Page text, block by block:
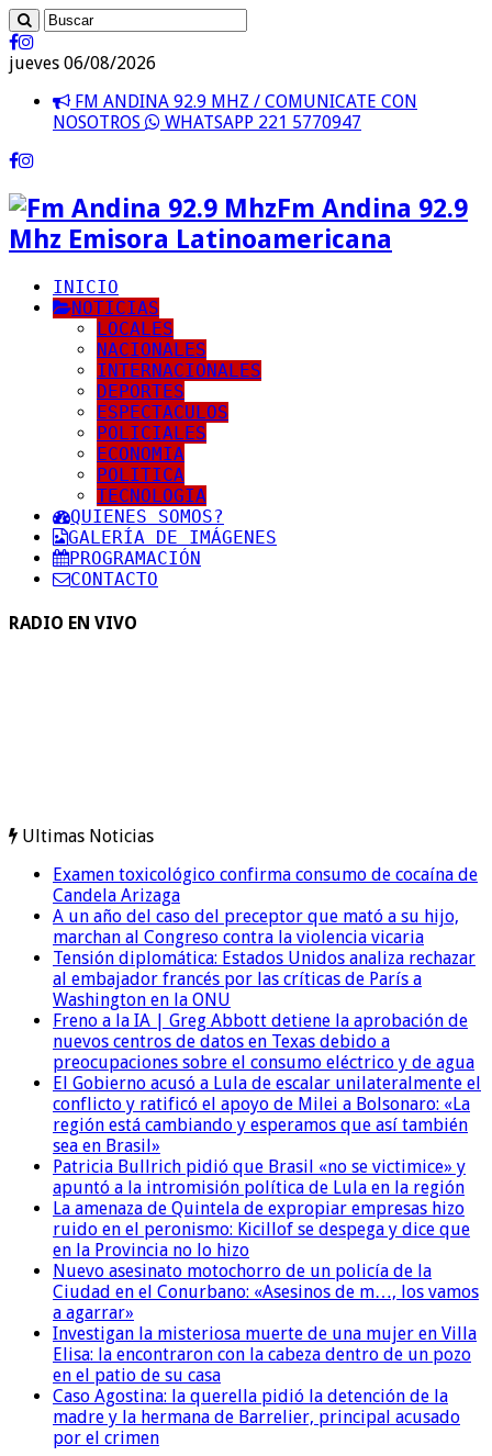
jueves 06/08/2026
FM ANDINA 92.9 MHZ / COMUNICATE CON
NOSOTROS
WHATSAPP 221 5770947
Fm Andina 92.9
Mhz Emisora Latinoamericana
INICIO
NOTICIAS
LOCALES
NACIONALES
INTERNACIONALES
DEPORTES
ESPECTACULOS
POLICIALES
ECONOMIA
POLITICA
TECNOLOGIA
QUIENES SOMOS?
GALERÍA DE IMÁGENES
PROGRAMACIÓN
CONTACTO
RADIO EN VIVO
Ultimas Noticias
Examen toxicológico confirma consumo de cocaína de
Candela Arizaga
A un año del caso del preceptor que mató a su hijo,
marchan al Congreso contra la violencia vicaria
Tensión diplomática: Estados Unidos analiza rechazar
al embajador francés por las críticas de París a
Washington en la ONU
Freno a la IA | Greg Abbott detiene la aprobación de
nuevos centros de datos en Texas debido a
preocupaciones sobre el consumo eléctrico y de agua
El Gobierno acusó a Lula de escalar unilateralmente el
conflicto y ratificó el apoyo de Milei a Bolsonaro: «La
región está cambiando y esperamos que así también
sea en Brasil»
Patricia Bullrich pidió que Brasil «no se victimice» y
apuntó a la intromisión política de Lula en la región
La amenaza de Quintela de expropiar empresas hizo
ruido en el peronismo: Kicillof se despega y dice que
en la Provincia no lo hizo
Nuevo asesinato motochorro de un policía de la
Ciudad en el Conurbano: «Asesinos de m…, los vamos
a agarrar»
Investigan la misteriosa muerte de una mujer en Villa
Elisa: la encontraron con la cabeza dentro de un pozo
en el patio de su casa
Caso Agostina: la querella pidió la detención de la
madre y la hermana de Barrelier, principal acusado
por el crimen